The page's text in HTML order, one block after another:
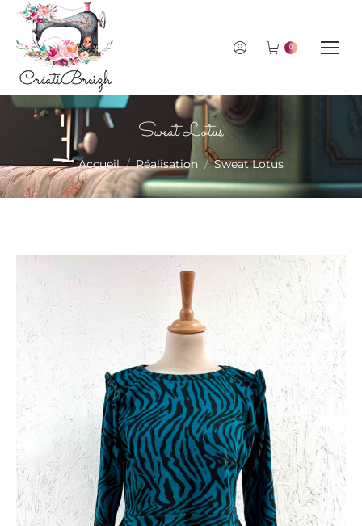
0
Sweat Lotus
Vous êtes ici :
Accueil Réalisation Sweat Lotus